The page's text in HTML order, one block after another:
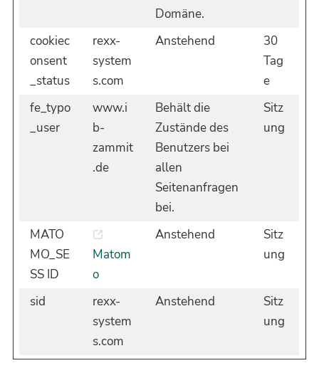
Domäne.
cookiec
onsent
_status
rexx-
system
s.com
Anstehend
30
Tag
e
fe_typo
_user
www.i
b-
zammit
.de
Behält die
Zustände des
Benutzers bei
allen
Seitenanfragen
bei.
Sitz
ung
MATO
MO_SE
SS ID
Matom
o
Anstehend
Sitz
ung
sid
rexx-
system
s.com
Anstehend
Sitz
ung